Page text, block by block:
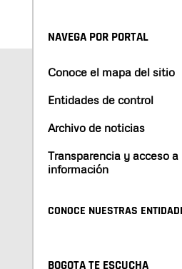
NAVEGA POR PORTAL
Conoce el mapa del sitio
Entidades de control
Archivo de noticias
Transparencia y acceso a
información
CONOCE NUESTRAS